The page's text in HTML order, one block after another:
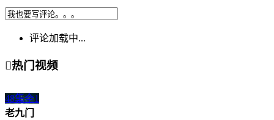
评论加载中...
热门视频
48集全1
老九门